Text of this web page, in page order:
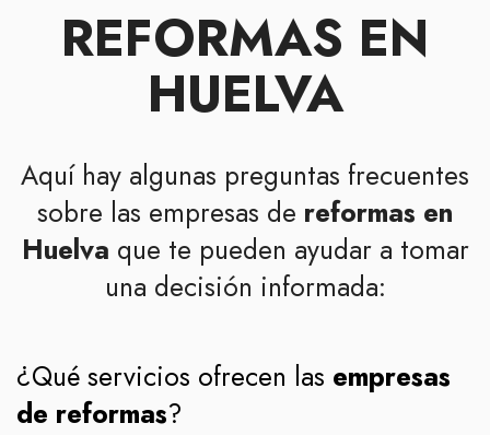
REFORMAS EN
HUELVA
Aquí hay algunas preguntas frecuentes
sobre las empresas de reformas en
Huelva que te pueden ayudar a tomar
una decisión informada:
¿Qué servicios ofrecen las empresas
de reformas?